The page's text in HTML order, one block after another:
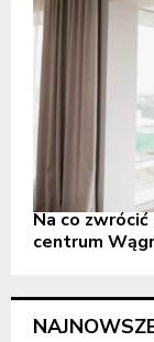
Na co
centrum